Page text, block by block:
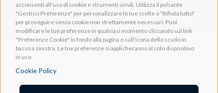
acconsenti all'uso di cookie e strumenti simili. Utilizza il pulsante
"Gestisci Preferenze" per personalizzare le tue scelte o "Rifiuta tutto"
per proseguire senza cookie non strettamente necessari. Puoi
modificare le tue preferenze in qualsiasi momento cliccando sul link
"Preferenze Cookie" in fondo alla pagina o sull'icona dello scudo in
basso a sinistra. Le tue preferenze si applicheranno al solo dispositivo
in uso.
Cookie Policy
Società soggetta all'attività di controllo e coordinamento ai
s.r.l." con sede legale in Lavis (TN), Via della Zarga n. 50,
capitale sociale Euro 10.200, C.F. e iscrizione al R.I. di Trento n.